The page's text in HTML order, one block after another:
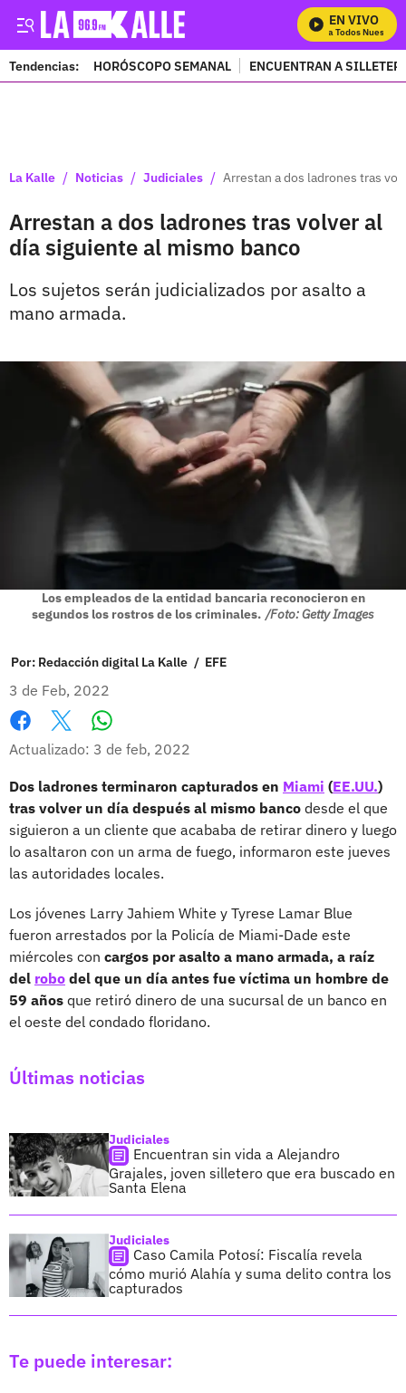
EN VIVO
Mira Todos Nuestros
Tendencias: HORÓSCOPO SEMANAL ENCUENTRAN A
La Kalle / Noticias / Judiciales / Arrestan a dos ladrones tras
Arrestan a dos ladrones tras volver al
día siguiente al mismo banco
Los sujetos serán judicializados por asalto a
mano armada.
Los empleados de la entidad bancaria reconocieron en
segundos los rostros de los criminales. /Foto: Getty Images
Por: Redacción digital La Kalle / EFE
3 de Feb, 2022
Facebook
X
Actualizado: 3 de feb, 2022
Dos ladrones terminaron capturados en Miami (EE.UU.)
tras volver un día después al mismo banco desde el que
siguieron a un cliente que acababa de retirar dinero y luego
lo asaltaron con un arma de fuego, informaron este jueves
las autoridades locales.
Los jóvenes Larry Jahiem White y Tyrese Lamar Blue
fueron arrestados por la Policía de Miami-Dade este
miércoles con cargos por asalto a mano armada, a raíz
del robo del que un día antes fue víctima un hombre de
59 años que retiró dinero de una sucursal de un banco en
el oeste del condado floridano.
Últimas noticias
Judiciales
Encuentran sin vida a Alejandro
Grajales, joven silletero que era buscado en
Santa Elena
Judiciales
Caso Camila Potosí: Fiscalía revela
cómo murió Alahía y suma delito contra los
capturados
Te puede interesar: